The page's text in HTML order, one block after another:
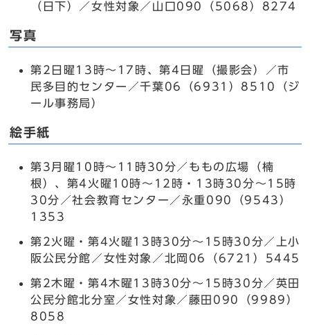
（日下）／女性対象／山口090（5068）8274
写真
第2日曜13時～17時、第4日曜（撮影会）／市
民多目的センター／千葉06（6931）8510（ジ
ール事務局）
絵手紙
第3月曜10時～11時30分／ももの広場（楠
根）、第4火曜10時～12時・13時30分～15時
30分／社会教育センター／永重090（9543）
1353
第2火曜・第4火曜13時30分～15時30分／上小
阪公民分館／女性対象／北岡06（6721）5445
第2木曜・第4木曜13時30分～15時30分／英田
公民分館北分室／女性対象／藤田090（9989）
8058